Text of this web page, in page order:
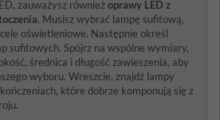
zauważysz równieżoprawy LED z
. Musisz wybrać lampę sufitową,
oświetleniowe. Następnie określ
sufitowych. Spójrz na wspólne wymiary,
średnica i długość zawieszenia, aby
wyboru. Wreszcie, znajdź lampy
które dobrze komponują się z